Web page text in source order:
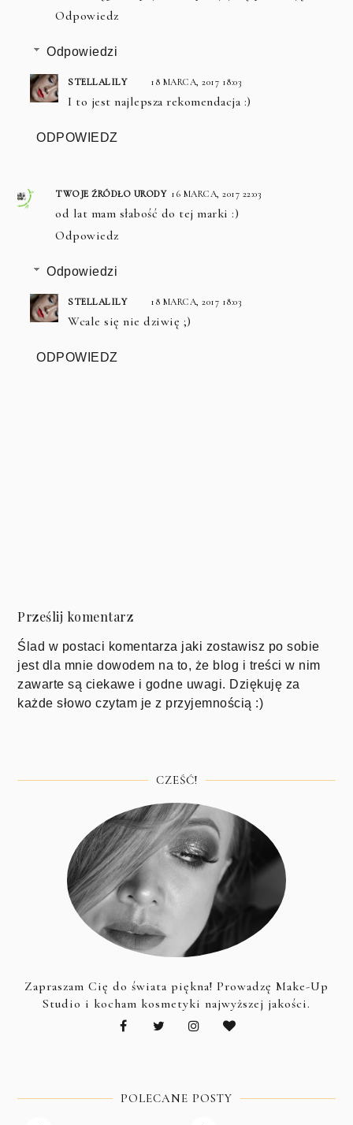
Odpowiedz
Odpowiedzi
STELLALILY 18 MARCA, 2017 18:03
I to jest najlepsza rekomendacja :)
ODPOWIEDZ
TWOJE ŹRÓDŁO URODY 16 MARCA, 2017 22:03
od lat mam słabość do tej marki :)
Odpowiedz
Odpowiedzi
STELLALILY 18 MARCA, 2017 18:03
Wcale się nie dziwię ;)
ODPOWIEDZ
Prześlij komentarz
Ślad w postaci komentarza jaki zostawisz po sobie
jest dla mnie dowodem na to, że blog i treści w nim
zawarte są ciekawe i godne uwagi. Dziękuję za
każde słowo czytam je z przyjemnością :)
CZEŚĆ!
Zapraszam Cię do świata piękna! Prowadzę Make-Up
Studio i kocham kosmetyki najwyższej jakości.
POLECANE POSTY